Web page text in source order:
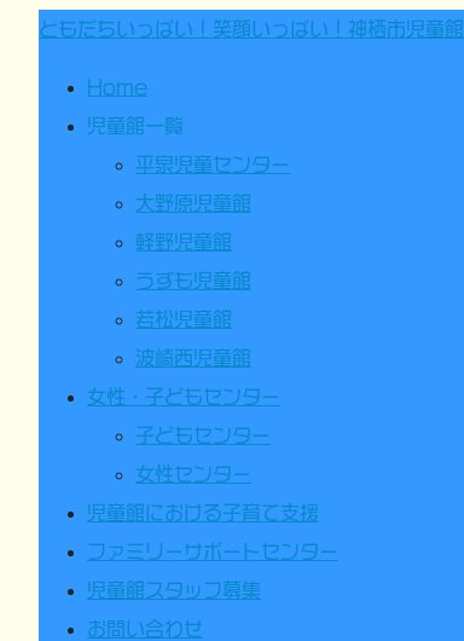
ともだちいっぱい！笑顔いっぱい！神栖市児童館
Home
児童館一覧
平泉児童センター
大野原児童館
軽野児童館
うずも児童館
若松児童館
波崎西児童館
女性・子どもセンター
子どもセンター
女性センター
児童館における子育て支援
ファミリーサポートセンター
児童館スタッフ募集
お問い合わせ